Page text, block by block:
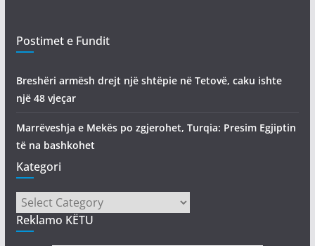
Postimet e Fundit
Breshëri armësh drejt një shtëpie në Tetovë, caku ishte
një 48 vjeçar
Marrëveshja e Mekës po zgjerohet, Turqia: Presim Egjiptin
të na bashkohet
Kategori
Kategori
Reklamo KËTU